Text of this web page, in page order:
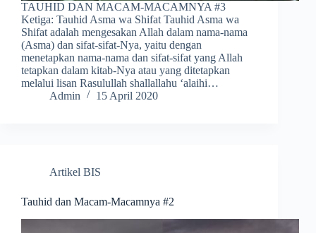
TAUHID DAN MACAM-MACAMNYA #3
Ketiga: Tauhid Asma wa Shifat Tauhid Asma wa
Shifat adalah mengesakan Allah dalam nama-nama
(Asma) dan sifat-sifat-Nya, yaitu dengan
menetapkan nama-nama dan sifat-sifat yang Allah
tetapkan dalam kitab-Nya atau yang ditetapkan
melalui lisan Rasulullah shallallahu ‘alaihi…
Admin
15 April 2020
Artikel BIS
Tauhid dan Macam-Macamnya #2